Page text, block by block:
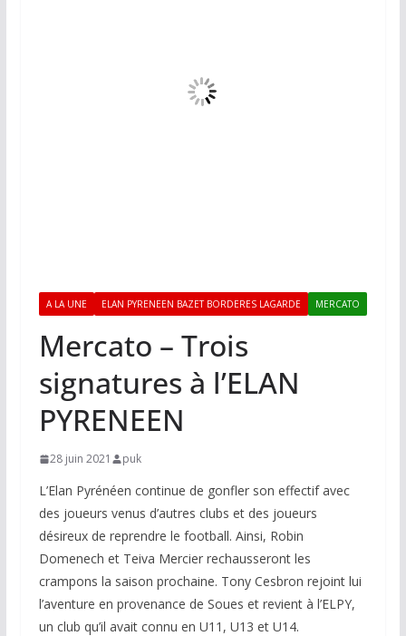
A LA UNE ELAN PYRENEEN BAZET BORDERES LAGARDE MERCATO
Mercato – Trois
signatures à l’ELAN
PYRENEEN
28 juin 2021 puk
L’Elan Pyrénéen continue de gonfler son effectif avec
des joueurs venus d’autres clubs et des joueurs
désireux de reprendre le football. Ainsi, Robin
Domenech et Teiva Mercier rechausseront les
crampons la saison prochaine. Tony Cesbron rejoint lui
l’aventure en provenance de Soues et revient à l’ELPY,
un club qu’il avait connu en U11, U13 et U14.